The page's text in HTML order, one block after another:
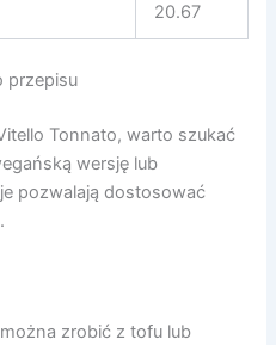
20.67
przepisu
Tonnato, warto szukać
wersję lub
pozwalają dostosować
zrobić z tofu lub